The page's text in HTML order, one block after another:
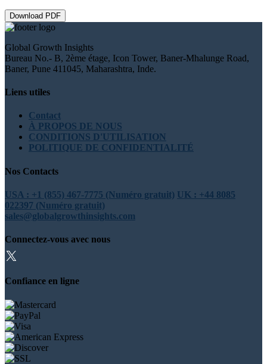
Download PDF
Global Growth Insights
Bureau No.- B, 2ème étage, Icon Tower, Baner-Mhalunge Road,
Baner, Pune 411045, Maharashtra, Inde.
Liens utiles
Contact
À PROPOS DE NOUS
CONDITIONS D'UTILISATION
POLITIQUE DE CONFIDENTIALITÉ
Nos Contacts
USA : +1 (855) 467-7775 (Numéro gratuit) UK : +44 8085
022397 (Numéro gratuit)
sales@globalgrowthinsights.com
Connectez-vous avec nous
Confiance en ligne